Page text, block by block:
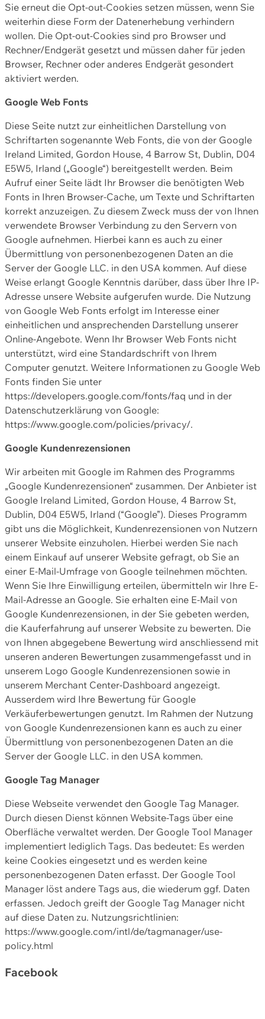
Sie erneut die Opt-out-Cookies setzen müssen, wenn Sie
weiterhin diese Form der Datenerhebung verhindern
wollen. Die Opt-out-Cookies sind pro Browser und
Rechner/Endgerät gesetzt und müssen daher für jeden
Browser, Rechner oder anderes Endgerät gesondert
aktiviert werden.
Google Web Fonts
Diese Seite nutzt zur einheitlichen Darstellung von
Schriftarten sogenannte Web Fonts, die von der Google
Ireland Limited, Gordon House, 4 Barrow St, Dublin, D04
E5W5, Irland („Google“) bereitgestellt werden. Beim
Aufruf einer Seite lädt Ihr Browser die benötigten Web
Fonts in Ihren Browser-Cache, um Texte und Schriftarten
korrekt anzuzeigen. Zu diesem Zweck muss der von Ihnen
verwendete Browser Verbindung zu den Servern von
Google aufnehmen. Hierbei kann es auch zu einer
Übermittlung von personenbezogenen Daten an die
Server der Google LLC. in den USA kommen. Auf diese
Weise erlangt Google Kenntnis darüber, dass über Ihre IP-
Adresse unsere Website aufgerufen wurde. Die Nutzung
von Google Web Fonts erfolgt im Interesse einer
einheitlichen und ansprechenden Darstellung unserer
Online-Angebote. Wenn Ihr Browser Web Fonts nicht
unterstützt, wird eine Standardschrift von Ihrem
Computer genutzt. Weitere Informationen zu Google Web
Fonts finden Sie unter
https://developers.google.com/fonts/faq und in der
Datenschutzerklärung von Google:
https://www.google.com/policies/privacy/.
Google Kundenrezensionen
Wir arbeiten mit Google im Rahmen des Programms
„Google Kundenrezensionen“ zusammen. Der Anbieter ist
Google Ireland Limited, Gordon House, 4 Barrow St,
Dublin, D04 E5W5, Irland (“Google”). Dieses Programm
gibt uns die Möglichkeit, Kundenrezensionen von Nutzern
unserer Website einzuholen. Hierbei werden Sie nach
einem Einkauf auf unserer Website gefragt, ob Sie an
einer E-Mail-Umfrage von Google teilnehmen möchten.
Wenn Sie Ihre Einwilligung erteilen, übermitteln wir Ihre E-
Mail-Adresse an Google. Sie erhalten eine E-Mail von
Google Kundenrezensionen, in der Sie gebeten werden,
die Kauferfahrung auf unserer Website zu bewerten. Die
von Ihnen abgegebene Bewertung wird anschliessend mit
unseren anderen Bewertungen zusammengefasst und in
unserem Logo Google Kundenrezensionen sowie in
unserem Merchant Center-Dashboard angezeigt.
Ausserdem wird Ihre Bewertung für Google
Verkäuferbewertungen genutzt. Im Rahmen der Nutzung
von Google Kundenrezensionen kann es auch zu einer
Übermittlung von personenbezogenen Daten an die
Server der Google LLC. in den USA kommen.
Google Tag Manager
Diese Webseite verwendet den Google Tag Manager.
Durch diesen Dienst können Website-Tags über eine
Oberfläche verwaltet werden. Der Google Tool Manager
implementiert lediglich Tags. Das bedeutet: Es werden
keine Cookies eingesetzt und es werden keine
personenbezogenen Daten erfasst. Der Google Tool
Manager löst andere Tags aus, die wiederum ggf. Daten
erfassen. Jedoch greift der Google Tag Manager nicht
auf diese Daten zu. Nutzungsrichtlinien:
https://www.google.com/intl/de/tagmanager/use-
policy.html
Facebook